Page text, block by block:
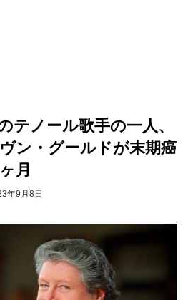
テノール歌手の一人、
ン・グールドが末期癌
月
年9月8日